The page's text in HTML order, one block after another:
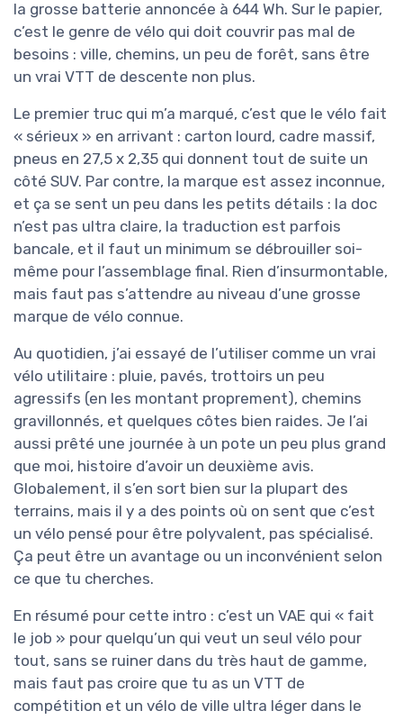
la grosse batterie annoncée à 644 Wh. Sur le papier,
c’est le genre de vélo qui doit couvrir pas mal de
besoins : ville, chemins, un peu de forêt, sans être
un vrai VTT de descente non plus.
Le premier truc qui m’a marqué, c’est que le vélo fait
« sérieux » en arrivant : carton lourd, cadre massif,
pneus en 27,5 x 2,35 qui donnent tout de suite un
côté SUV. Par contre, la marque est assez inconnue,
et ça se sent un peu dans les petits détails : la doc
n’est pas ultra claire, la traduction est parfois
bancale, et il faut un minimum se débrouiller soi-
même pour l’assemblage final. Rien d’insurmontable,
mais faut pas s’attendre au niveau d’une grosse
marque de vélo connue.
Au quotidien, j’ai essayé de l’utiliser comme un vrai
vélo utilitaire : pluie, pavés, trottoirs un peu
agressifs (en les montant proprement), chemins
gravillonnés, et quelques côtes bien raides. Je l’ai
aussi prêté une journée à un pote un peu plus grand
que moi, histoire d’avoir un deuxième avis.
Globalement, il s’en sort bien sur la plupart des
terrains, mais il y a des points où on sent que c’est
un vélo pensé pour être polyvalent, pas spécialisé.
Ça peut être un avantage ou un inconvénient selon
ce que tu cherches.
En résumé pour cette intro : c’est un VAE qui « fait
le job » pour quelqu’un qui veut un seul vélo pour
tout, sans se ruiner dans du très haut de gamme,
mais faut pas croire que tu as un VTT de
compétition et un vélo de ville ultra léger dans le